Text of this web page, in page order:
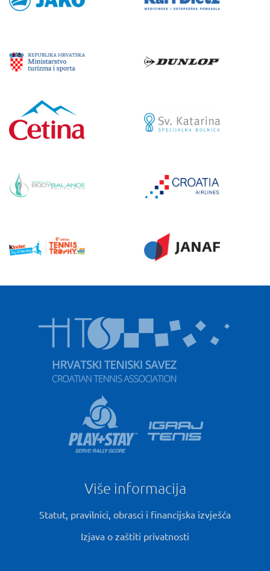
Više informacija
Statut, pravilnici, obrasci i financijska izvješća
Izjava o zaštiti privatnosti